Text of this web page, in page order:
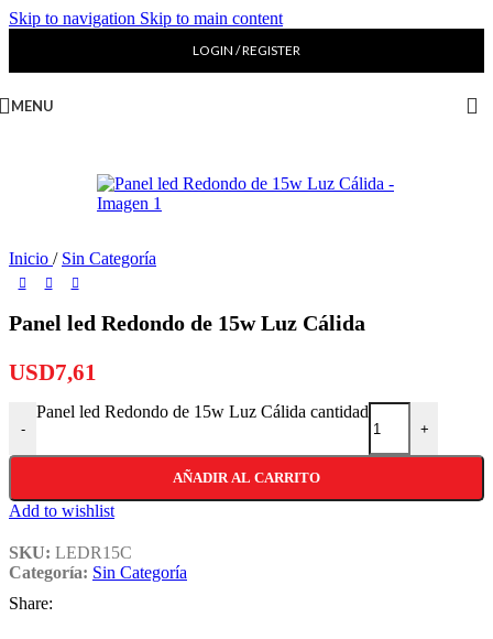
Skip to navigation Skip to main content
LOGIN / REGISTER
MENU
Inicio / Sin Categoría
Panel led Redondo de 15w Luz Cálida
USD7,61
-
Panel led Redondo de 15w Luz Cálida cantidad
+
AÑADIR AL CARRITO
Add to wishlist
SKU: LEDR15C
Categoría: Sin Categoría
Share: